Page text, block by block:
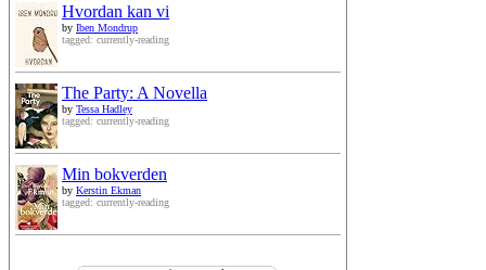
Hvordan kan vi
by Iben Mondrup
tagged: currently-reading
The Party: A Novella
by Tessa Hadley
tagged: currently-reading
Min bokverden
by Kerstin Ekman
tagged: currently-reading